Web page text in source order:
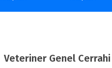
Veteriner Genel Cerrahi